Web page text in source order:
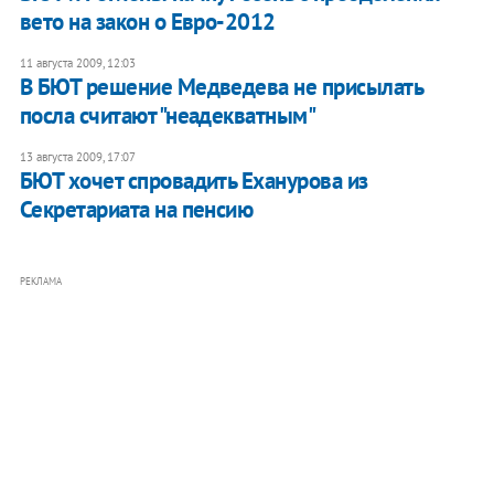
вето на закон о Евро-2012
11 августа 2009, 12:03
В БЮТ решение Медведева не присылать
посла считают "неадекватным"
13 августа 2009, 17:07
БЮТ хочет спровадить Еханурова из
Секретариата на пенсию
РЕКЛАМА